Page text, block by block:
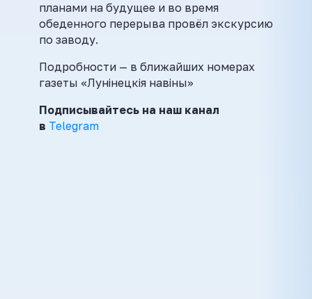
планами на будущее и во время
обеденного перерыва провёл экскурсию
по заводу.
Подробности — в ближайших номерах
газеты «Лунінецкія навіны»
Подписывайтесь на наш канал
в Telegram